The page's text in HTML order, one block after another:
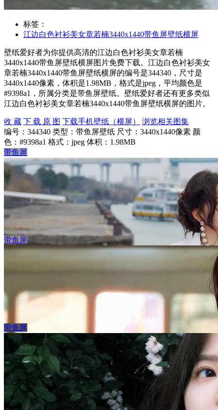
标签：
江边白色衬衫美女章若楠3440x1440带鱼屏壁纸横屏
壁纸爱好者为你提供高清的江边白色衬衫美女章若楠
3440x1440带鱼屏壁纸横屏图片免费下载。江边白色衬衫美女
章若楠3440x1440带鱼屏壁纸横屏的编号是344340，尺寸是
3440x1440像素，体积是1.98MB，格式是jpeg，平均颜色是
#9398a1，所属分类是带鱼屏壁纸。壁纸爱好者还有更多类似
江边白色衬衫美女章若楠3440x1440带鱼屏壁纸横屏的图片。
收 藏 下 载 原 图 下载手机壁纸（横屏）
浏览相关图集
编号：344340 类型：带鱼屏壁纸 尺寸：3440x1440像素 颜
色：#9398a1 格式：jpeg 体积：1.98MB
带鱼屏
江边 白色衬衫美女 章若楠3440x1440带鱼屏超清壁纸
立 即 下 载 收 藏
带鱼屏
带鱼屏